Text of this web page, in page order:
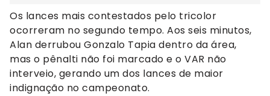
Os lances mais contestados pelo tricolor
ocorreram no segundo tempo. Aos seis minutos,
Alan derrubou Gonzalo Tapia dentro da área,
mas o pênalti não foi marcado e o VAR não
interveio, gerando um dos lances de maior
indignação no campeonato.